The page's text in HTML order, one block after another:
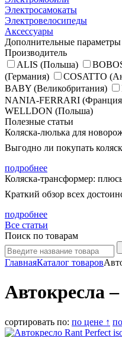
Электросамокаты
Электровелосипеды
Аксессуары
Дополнительные параметры
Производитель
ALIS (Польша)
(Германия)
COSATTO
BABY (Великобритания)
NANIA-FERRARI
WELLDON (Польша)
Полезные статьи
Коляска-люлька для
Выгодно ли покупать
подробнее
Коляска-трансформер:
Краткий обзор всех
подробнее
Все статьи
Поиск по товарам
ГлавнаяКаталог товаров
Автокресла
сортировать по: по цене ↑